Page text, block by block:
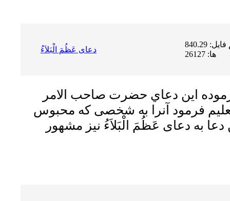
دعاى عَظُمَ الْبَلاَءُ
حجم فایل: 840.29 KB | دریافت
ها: 26127
اين دعاي حضرت صاحب الامر
فرمود آنرا به شخصى كه محبوس
به دعاى عَظُمَ الْبَلاَءُ نيز مشهور